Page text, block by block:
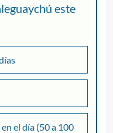
este
el día (50 a 100